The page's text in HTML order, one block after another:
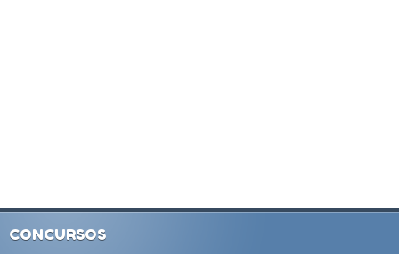
CONCURSOS